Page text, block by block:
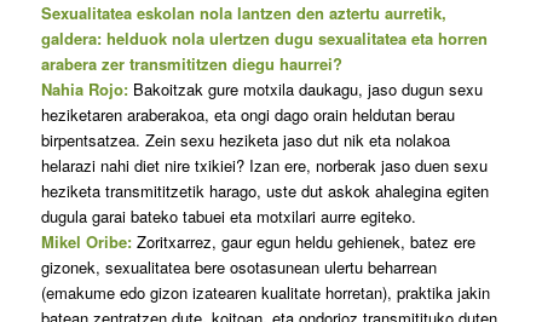
Sexualitatea eskolan nola lantzen den aztertu aurretik,
galdera: helduok nola ulertzen dugu sexualitatea eta horren
arabera zer transmititzen diegu haurrei?
Nahia Rojo:Bakoitzak gure motxila daukagu, jaso dugun sexu
heziketaren araberakoa, eta ongi dago orain heldutan berau
birpentsatzea. Zein sexu heziketa jaso dut nik eta nolakoa
helarazi nahi diet nire txikiei? Izan ere, norberak jaso duen sexu
heziketa transmititzetik harago, uste dut askok ahalegina egiten
dugula garai bateko tabuei eta motxilari aurre egiteko.
Mikel Oribe:Zoritxarrez, gaur egun heldu gehienek, batez ere
gizonek, sexualitatea bere osotasunean ulertu beharrean
(emakume edo gizon izatearen kualitate horretan), praktika jakin